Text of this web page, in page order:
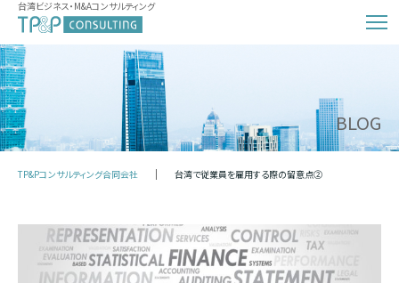
台湾ビジネス・M&Aコンサルティング
BLOG
TP&Pコンサルティング合同会社 台湾で従業員を雇用する際の留意点②